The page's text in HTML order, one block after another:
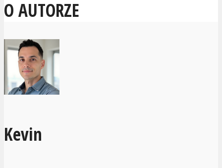
O AUTORZE
Kevin